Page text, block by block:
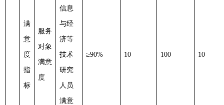
满
意
度
指
标
服务
对象
满意
度
信息
与经
济等
技术
研究
人员
满意
≥90% 10 100 10